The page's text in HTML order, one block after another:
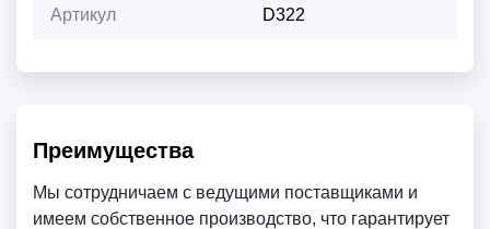
Артикул D322
Преимущества
Мы сотрудничаем с ведущими поставщиками и
имеем собственное производство, что гарантирует